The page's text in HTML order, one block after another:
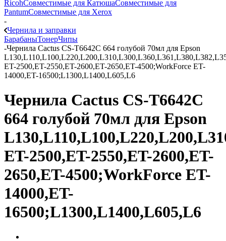
RicohСовместимые для КатюшаСовместимые для
PantumСовместимые для Xerox
-
Чернила и заправки
БарабаныТонерЧипы
-Чернила Cactus CS-T6642C 664 голубой 70мл для Epson
ET-2500,ET-2550,ET-2600,ET-2650,ET-4500;WorkForce ET-
14000,ET-16500;L1300,L1400,L605,L6
Чернила Cactus CS-T6642C
664 голубой 70мл для Epson
ET-2500,ET-2550,ET-2600,ET-
2650,ET-4500;WorkForce ET-
14000,ET-
16500;L1300,L1400,L605,L6